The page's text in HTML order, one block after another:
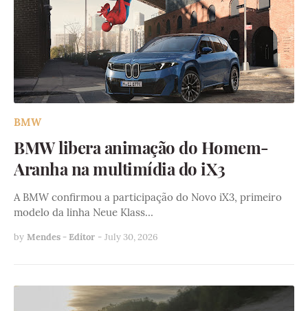
BMW
BMW libera animação do Homem-
Aranha na multimídia do iX3
A BMW confirmou a participação do Novo iX3, primeiro
modelo da linha Neue Klass…
by Mendes - Editor - July 30, 2026